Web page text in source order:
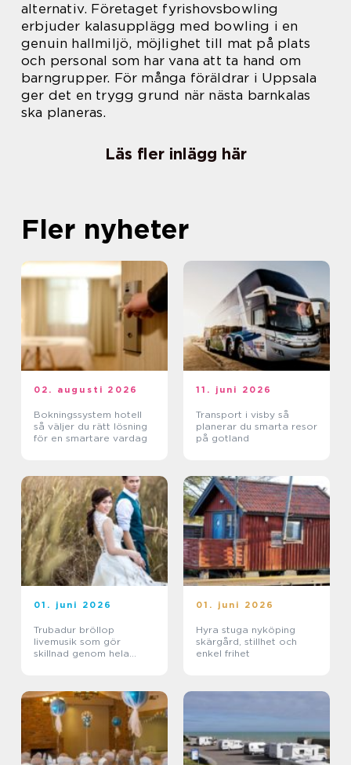
alternativ. Företaget fyrishovsbowling
erbjuder kalasupplägg med bowling i en
genuin hallmiljö, möjlighet till mat på plats
och personal som har vana att ta hand om
barngrupper. För många föräldrar i Uppsala
ger det en trygg grund när nästa barnkalas
ska planeras.
Läs fler inlägg här
Fler nyheter
02. augusti 2026
Bokningssystem hotell
så väljer du rätt lösning
för en smartare vardag
11. juni 2026
Transport i visby så
planerar du smarta resor
på gotland
01. juni 2026
Trubadur bröllop
livemusik som gör
skillnad genom hela
01. juni 2026
Hyra stuga nyköping
skärgård, stillhet och
enkel frihet